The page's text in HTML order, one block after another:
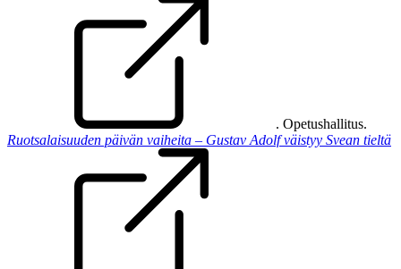
. Opetushallitus.
Ruotsalaisuuden päivän vaiheita – Gustav Adolf väistyy Svean tieltä